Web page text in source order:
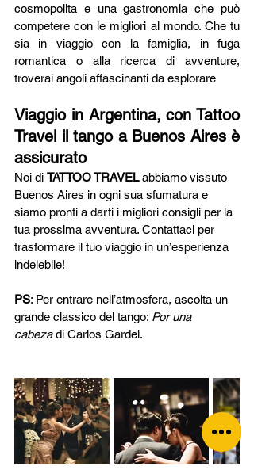
cosmopolita e una gastronomia che può
competere con le migliori al mondo. Che tu
sia in viaggio con la famiglia, in fuga
romantica o alla ricerca di avventure,
troverai angoli affascinanti da esplorare
Viaggio in Argentina, con Tattoo
Travel il tango a Buenos Aires è
assicurato
Noi di TATTOO TRAVEL abbiamo vissuto
Buenos Aires in ogni sua sfumatura e
siamo pronti a darti i migliori consigli per la
tua prossima avventura. Contattaci per
trasformare il tuo viaggio in un’esperienza
indelebile!
PS: Per entrare nell’atmosfera, ascolta un
grande classico del tango: Por una
cabeza di Carlos Gardel.